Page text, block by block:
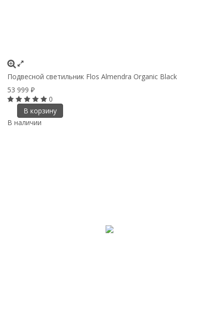
Подвесной светильник Flos Almendra Organic Black
53 999 ₽
0
В корзину
В наличии